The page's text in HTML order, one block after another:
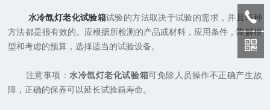
水冷氙灯老化试验箱试验的方法取决于试验的需求，并且每种
方法都是很有效的。应根据所检测的产品或材料，应用条件，降解模
型和考虑的预算，选择适当的试验设备。
注意事项：水冷氙灯老化试验箱可免除人员操作不正确产生故
障，正确的保养可以延长试验箱寿命。